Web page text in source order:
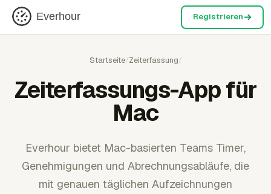
Everhour Registrieren
Startseite/Zeiterfassung/
Zeiterfassungs-App für
Mac
Everhour bietet Mac-basierten Teams Timer,
Genehmigungen und Abrechnungsabläufe, die
mit genauen täglichen Aufzeichnungen